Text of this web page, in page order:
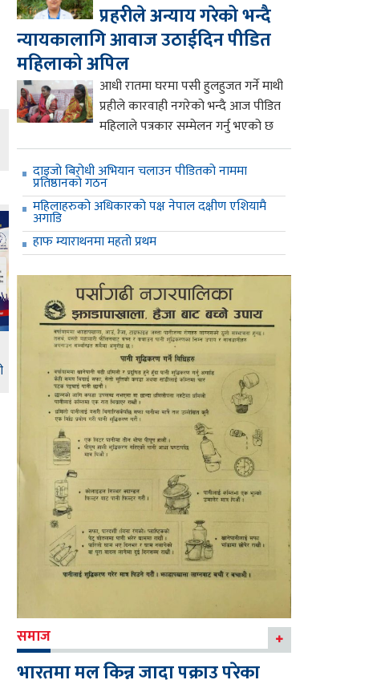
प्रहरीले अन्याय गरेको भन्दै
न्यायकालागि आवाज उठाईदिन पीडित
महिलाको अपिल
आधी रातमा घरमा पसी हुलहुजत गर्ने माथी
प्रहीले कारवाही नगरेको भन्दै आज पीडित
महिलाले पत्रकार सम्मेलन गर्नु भएको छ
दाइजो बिरोधी अभियान चलाउन पीडितको नाममा
प्रतिष्ठानको गठन
महिलाहरुको अधिकारको पक्ष नेपाल दक्षीण एशियामै
अगाडि
हाफ म्याराथनमा महतो प्रथम
समाज
भारतमा मल किन्न जादा पक्राउ परेका